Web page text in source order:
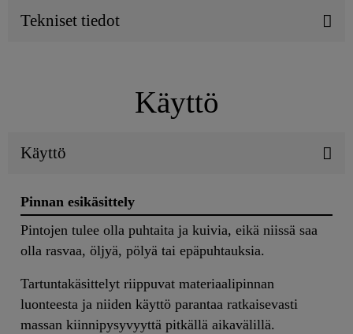
Tekniset tiedot
Käyttö
Käyttö
Pinnan esikäsittely
Pintojen tulee olla puhtaita ja kuivia, eikä niissä saa
olla rasvaa, öljyä, pölyä tai epäpuhtauksia.
Tartuntakäsittelyt riippuvat materiaalipinnan
luonteesta ja niiden käyttö parantaa ratkaisevasti
massan kiinnipysyvyyttä pitkällä aikavälillä.